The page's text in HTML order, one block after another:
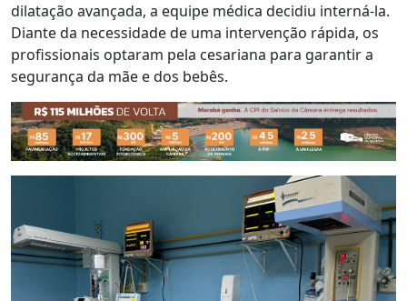
dilatação avançada, a equipe médica decidiu interná-la.
Diante da necessidade de uma intervenção rápida, os
profissionais optaram pela cesariana para garantir a
segurança da mãe e dos bebês.